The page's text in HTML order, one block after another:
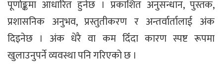
पूर्णाङ्कमा आधारित हुनेछ । प्रकाशित अनुसन्धान, पुस्तक,
प्रशासनिक अनुभव, प्रस्तुतीकरण र अन्तर्वार्तालाई अंक
दिइनेछ । अंक धेरै वा कम दिँदा कारण स्पष्ट रूपमा
खुलाउनुपर्ने व्यवस्था पनि गरिएको छ ।